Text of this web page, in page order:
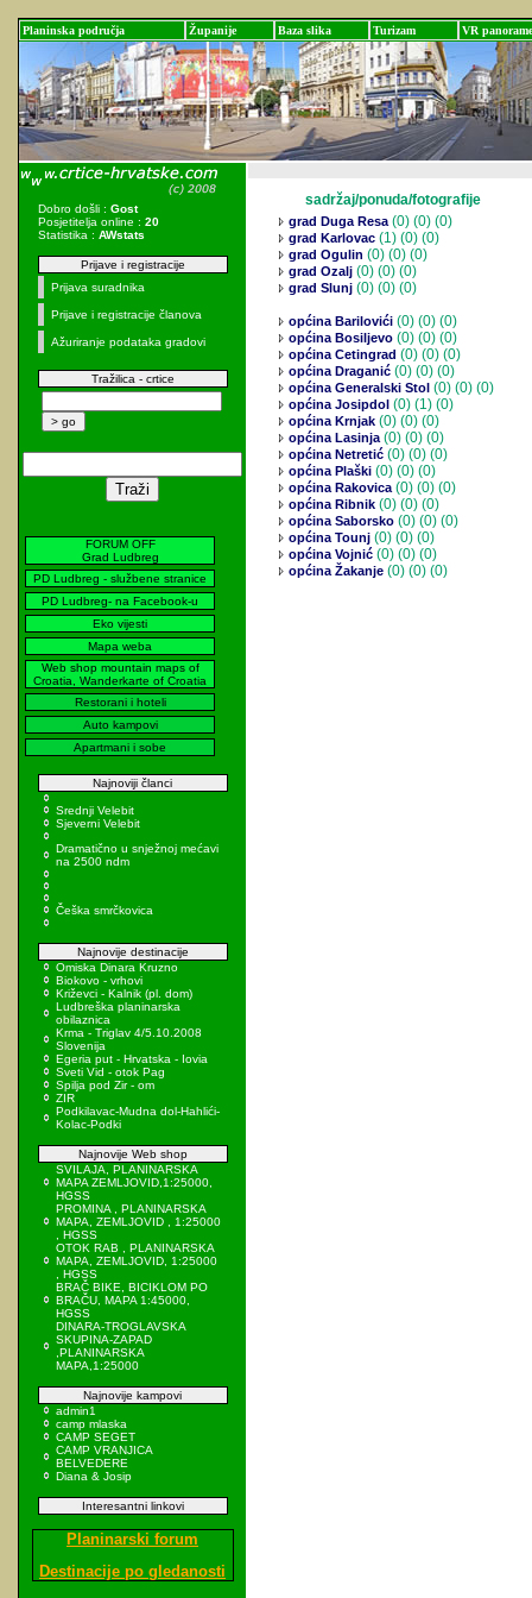
Planinska područja Županije Baza slika Turizam VR panorame
Dobro došli : Gost
Posjetitelja online : 20
Statistika : AWstats
Prijave i registracije
Prijava suradnika
Prijave i registracije članova
Ažuriranje podataka gradovi
Tražilica - crtice
FORUM OFF
Grad Ludbreg
PD Ludbreg - službene stranice
PD Ludbreg- na Facebook-u
Eko vijesti
Mapa weba
Web shop mountain maps of
Croatia, Wanderkarte of Croatia
Restorani i hoteli
Auto kampovi
Apartmani i sobe
Najnoviji članci
Srednji Velebit
Sjeverni Velebit
Dramatično u snježnoj mećavi
na 2500 ndm
Češka smrčkovica
Najnovije destinacije
Omiska Dinara Kruzno
Biokovo - vrhovi
Križevci - Kalnik (pl. dom)
Ludbreška planinarska
obilaznica
Krma - Triglav 4/5.10.2008
Slovenija
Egeria put - Hrvatska - Iovia
Sveti Vid - otok Pag
Spilja pod Zir - om
ZIR
Podkilavac-Mudna dol-Hahlići-
Kolac-Podki
Najnovije Web shop
SVILAJA, PLANINARSKA
MAPA ZEMLJOVID,1:25000,
HGSS
PROMINA , PLANINARSKA
MAPA, ZEMLJOVID , 1:25000
, HGSS
OTOK RAB , PLANINARSKA
MAPA, ZEMLJOVID, 1:25000
, HGSS
BRAČ BIKE, BICIKLOM PO
BRAČU, MAPA 1:45000,
HGSS
DINARA-TROGLAVSKA
SKUPINA-ZAPAD
,PLANINARSKA
MAPA,1:25000
Najnovije kampovi
admin1
camp mlaska
CAMP SEGET
CAMP VRANJICA
BELVEDERE
Diana & Josip
Interesantni linkovi
Planinarski forum
Destinacije po gledanosti
sadržaj/ponuda/fotografije
grad Duga Resa(0) (0) (0)
grad Karlovac (1) (0) (0)
grad Ogulin (0) (0) (0)
grad Ozalj (0) (0) (0)
grad Slunj (0) (0) (0)
općina Barilovići (0) (0) (0)
općina Bosiljevo (0) (0) (0)
općina Cetingrad (0) (0) (0)
općina Draganić (0) (0) (0)
općina Generalski Stol (0) (0) (0)
općina Josipdol (0) (1) (0)
općina Krnjak (0) (0) (0)
općina Lasinja(0) (0) (0)
općina Netretić (0) (0) (0)
općina Plaški (0) (0) (0)
općina Rakovica(0) (0) (0)
općina Ribnik (0) (0) (0)
općina Saborsko (0) (0) (0)
općina Tounj (0) (0) (0)
općina Vojnić (0) (0) (0)
općina Žakanje (0) (0) (0)